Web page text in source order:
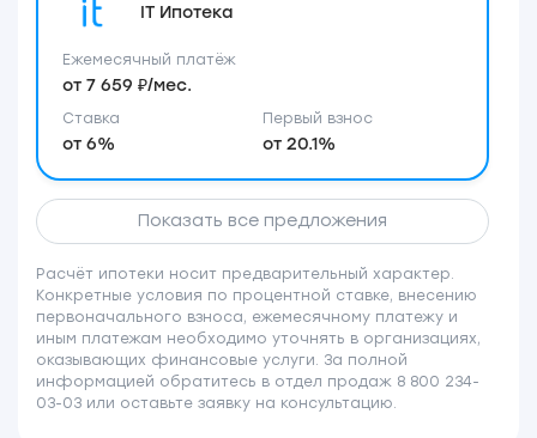
IT Ипотека
Ставка
от 6%
Первый взнос
от 20.1%
Ежемесячный платёж
от 7 659 ₽/мес.
Показать все предложения
Расчёт ипотеки носит предварительный характер.
Конкретные условия по процентной ставке, внесению
первоначального взноса, ежемесячному платежу и
иным платежам необходимо уточнять в организациях,
оказывающих финансовые услуги. За полной
информацией обратитесь в отдел продаж 8 800 234-
03-03 или оставьте заявку на консультацию.